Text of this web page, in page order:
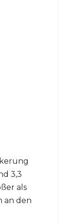
3,3
als
an den